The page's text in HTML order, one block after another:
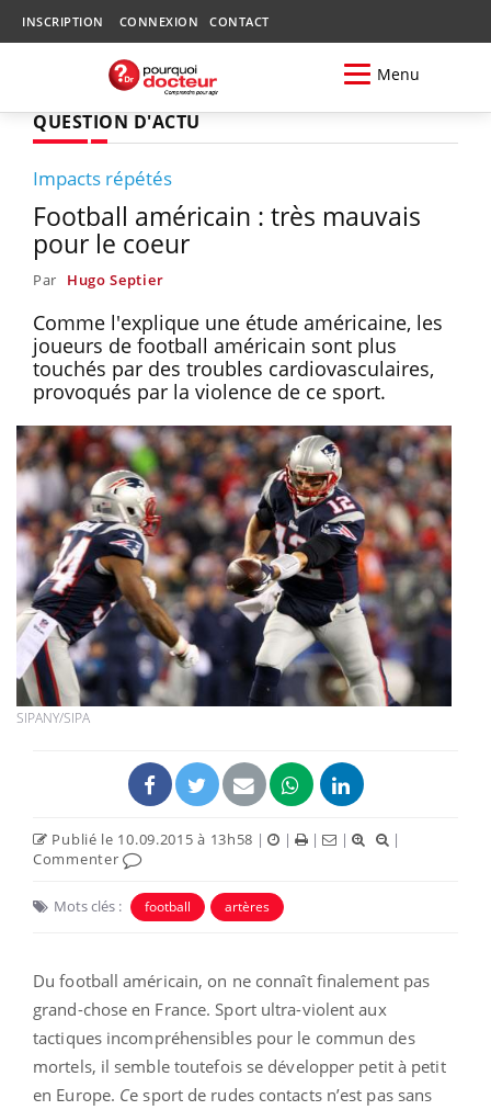
INSCRIPTION CONNEXION CONTACT
Menu
QUESTION D'ACTU
Impacts répétés
Football américain : très mauvais
pour le coeur
Par Hugo Septier
Comme l'explique une étude américaine, les
joueurs de football américain sont plus
touchés par des troubles cardiovasculaires,
provoqués par la violence de ce sport.
SIPANY/SIPA
Publié le 10.09.2015 à 13h58 | | | |
|
Commenter
Mots clés : football artères
Du football américain, on ne connaît finalement pas
grand-chose en France. Sport ultra-violent aux
tactiques incompréhensibles pour le commun des
mortels, il semble toutefois se développer petit à petit
en Europe. Ce sport de rudes contacts n’est pas sans